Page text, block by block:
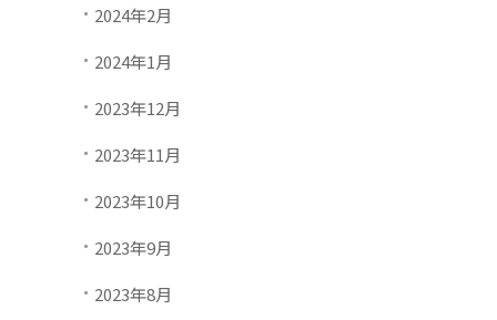
2024年2月
2024年1月
2023年12月
2023年11月
2023年10月
2023年9月
2023年8月